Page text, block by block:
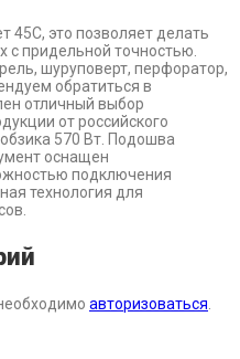
45С, это позволяет делать
с придельной точностью.
шуруповерт, перфоратор,
обратиться в
отличный выбор
от российского
570 Вт. Подошва
оснащен
подключения
технология для
авторизоваться.